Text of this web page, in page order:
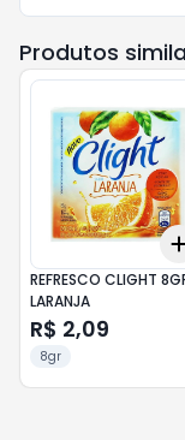
Produtos
REFRESCO CLIGHT
LARANJA
R$ 2,09
8gr